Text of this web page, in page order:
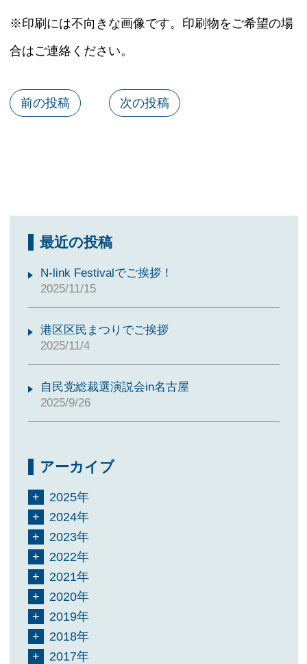
※印刷には不向きな画像です。印刷物をご希望の場
合はご連絡ください。
前の投稿 次の投稿
最近の投稿
N-link Festivalでご挨拶！
2025/11/15
港区区民まつりでご挨拶
2025/11/4
自民党総裁選演説会in名古屋
2025/9/26
アーカイブ
2025年
2024年
2023年
2022年
2021年
2020年
2019年
2018年
2017年